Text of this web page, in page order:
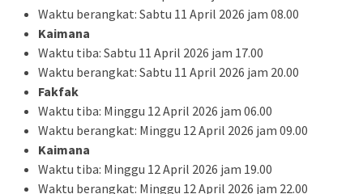
Waktu berangkat: Sabtu 11 April 2026 jam 08.00
Kaimana
Waktu tiba: Sabtu 11 April 2026 jam 17.00
Waktu berangkat: Sabtu 11 April 2026 jam 20.00
Fakfak
Waktu tiba: Minggu 12 April 2026 jam 06.00
Waktu berangkat: Minggu 12 April 2026 jam 09.00
Kaimana
Waktu tiba: Minggu 12 April 2026 jam 19.00
Waktu berangkat: Minggu 12 April 2026 jam 22.00